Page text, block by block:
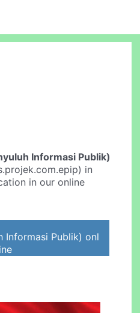
Informasi Publik)
in
in our online
Informasi Publik) onl
ine